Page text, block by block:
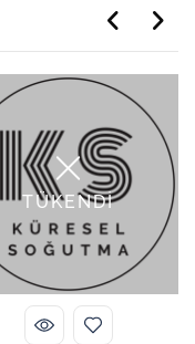
TÜKENDİ